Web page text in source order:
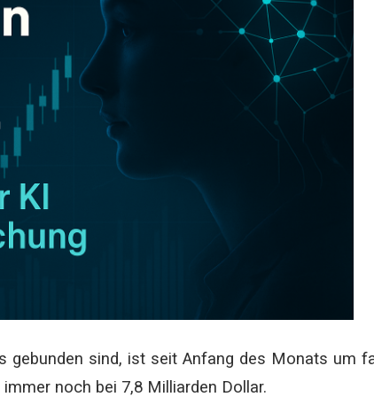
gebunden sind, ist seit Anfang des Monats um
noch bei 7,8 Milliarden Dollar.